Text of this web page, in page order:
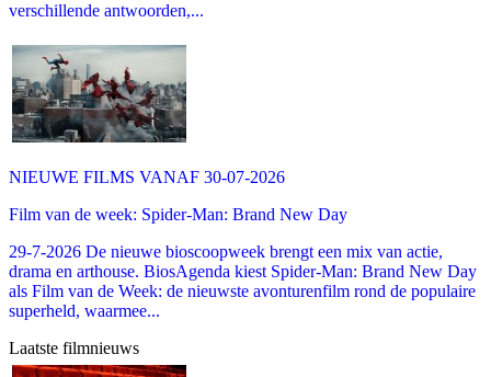
verschillende antwoorden,...
NIEUWE FILMS VANAF 30-07-2026
Film van de week: Spider-Man: Brand New Day
29-7-2026 De nieuwe bioscoopweek brengt een mix van actie,
drama en arthouse. BiosAgenda kiest Spider-Man: Brand New Day
als Film van de Week: de nieuwste avonturenfilm rond de populaire
superheld, waarmee...
Laatste filmnieuws